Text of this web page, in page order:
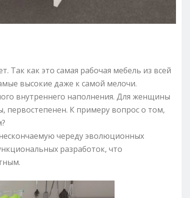
Так как это самая рабочая мебель из всей
высокие даже к самой мелочи.
внутреннего наполнения. Для женщины
первостепенен. К примеру вопрос о том,
череду эволюционных
разработок, что